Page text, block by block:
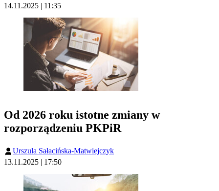
14.11.2025 | 11:35
Od 2026 roku istotne zmiany w
rozporządzeniu PKPiR
Urszula Sałacińska-Matwiejczyk
13.11.2025 | 17:50